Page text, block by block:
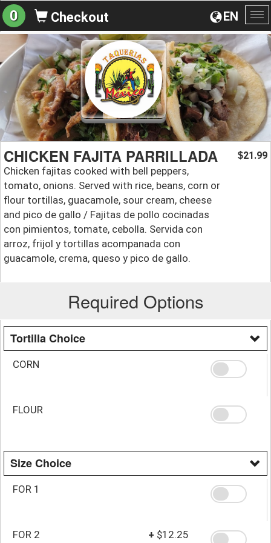
EN
0 Checkout
CHICKEN FAJITA PARRILLADA
Chicken fajitas cooked with bell peppers,
tomato, onions. Served with rice, beans, corn or
flour tortillas, guacamole, sour cream, cheese
and pico de gallo / Fajitas de pollo cocinadas
con pimientos, tomate, cebolla. Servida con
arroz, frijol y tortillas acompanada con
guacamole, crema, queso y pico de gallo.
$21.99
Required Options
Tortilla Choice
CORN
FLOUR
Size Choice
FOR 1
FOR 2 + $12.25